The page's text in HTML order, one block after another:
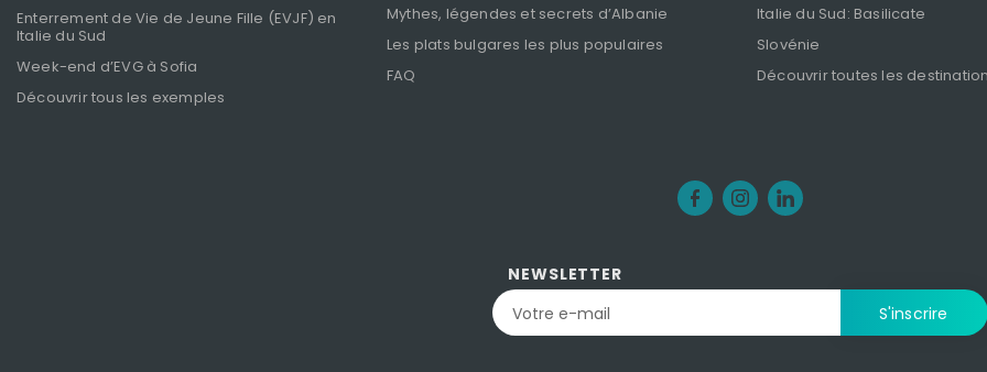
Enterrement de Vie de Jeune Fille (EVJF) en
Italie du Sud
Week-end d’EVG à Sofia
Découvrir tous les exemples
Mythes, légendes et secrets d’Albanie
Les plats bulgares les plus populaires
FAQ
Italie du Sud: Basilicate
Slovénie
Découvrir toutes les
NEWSLETTER